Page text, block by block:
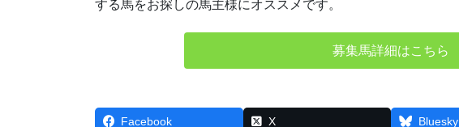
する馬をお探しの馬主様にオススメです。
募集馬詳細はこちら
Facebook X Bluesky